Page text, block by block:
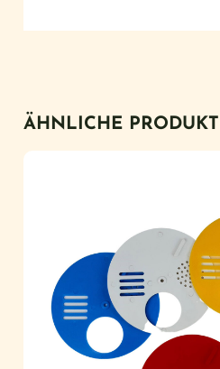
ÄHNLICHE